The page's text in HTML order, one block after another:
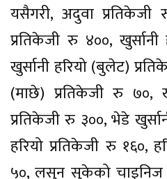
यसैगरी, अदुवा
प्रतिकेजी रु ४००,
खुर्सानी हरियो (बुलेट)
(माछे) प्रतिकेजी रु ७०,
प्रतिकेजी रु ३००, भेडे
हरियो प्रतिकेजी रु १६०,
५०, लसुन सुकेको चाइनिज